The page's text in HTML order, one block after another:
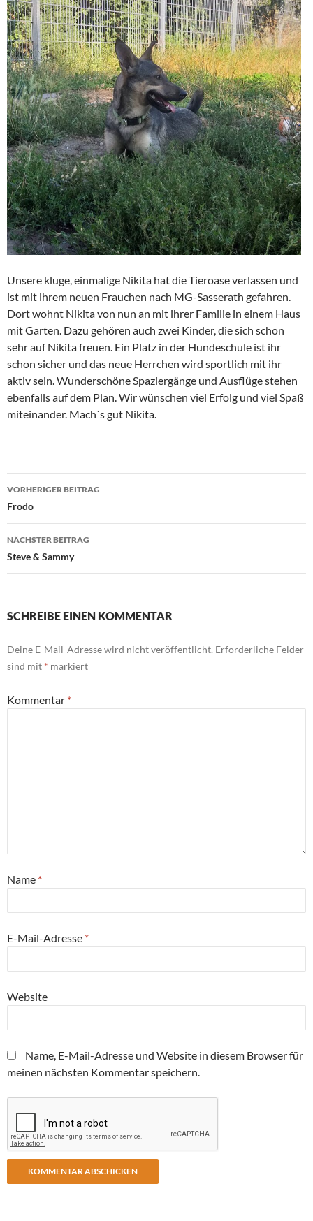
Unsere kluge, einmalige Nikita hat die Tieroase verlassen und
ist mit ihrem neuen Frauchen nach MG-Sasserath gefahren.
Dort wohnt Nikita von nun an mit ihrer Familie in einem Haus
mit Garten. Dazu gehören auch zwei Kinder, die sich schon
sehr auf Nikita freuen. Ein Platz in der Hundeschule ist ihr
schon sicher und das neue Herrchen wird sportlich mit ihr
aktiv sein. Wunderschöne Spaziergänge und Ausflüge stehen
ebenfalls auf dem Plan. Wir wünschen viel Erfolg und viel Spaß
miteinander. Mach´s gut Nikita.
Beitragsnavigation
VORHERIGER BEITRAG
Frodo
NÄCHSTER BEITRAG
Steve & Sammy
SCHREIBE EINEN KOMMENTAR
Deine E-Mail-Adresse wird nicht veröffentlicht. Erforderliche Felder
sind mit * markiert
Kommentar *
Name *
E-Mail-Adresse *
Website
Name, E-Mail-Adresse und Website in diesem Browser für
meinen nächsten Kommentar speichern.